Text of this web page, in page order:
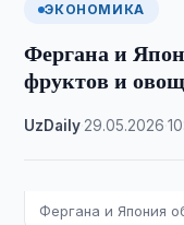
ЭКОНОМИКА
Фергана и
фруктов и
UzDaily 29.05.2026 ·
Фергана и Япония